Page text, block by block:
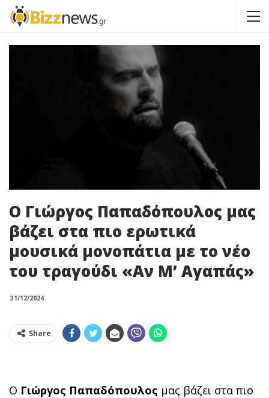
Ο Γιώργος Παπαδόπουλος μας
βάζει στα πιο ερωτικά
μουσικά μονοπάτια με το νέο
του τραγούδι «Αν Μ’ Αγαπάς»
31/12/2024
Share
Ο Γιώργος Παπαδόπουλος μας βάζει στα πιο